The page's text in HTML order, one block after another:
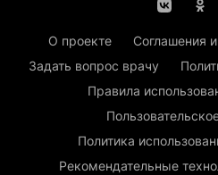
О проекте Соглашения
Задать вопрос врачу
Правила
Политика
Рекомендательные